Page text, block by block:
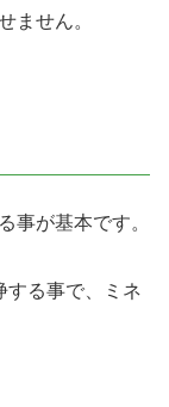
ません。
事が基本です。
する事で、ミネ